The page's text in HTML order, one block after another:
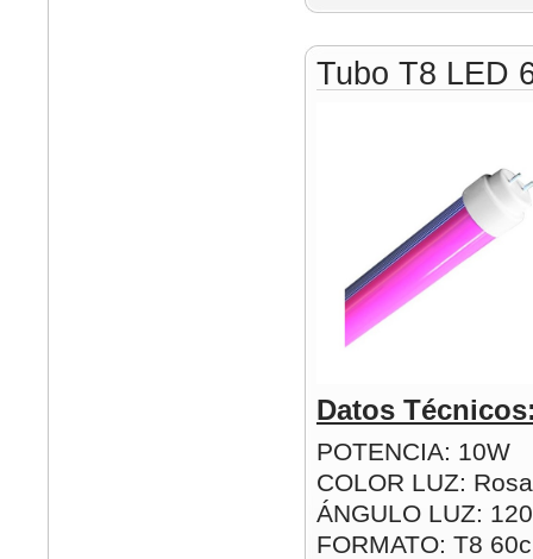
Tubo T8 LED
Datos
POTENCIA: 10W
COLOR LUZ: Rosa
ÁNGULO LUZ:
FORMATO: T8